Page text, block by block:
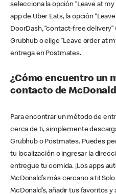
selecciona la opción “Leave at my
app de Uber Eats, la opción
DoorDash, “contact-free
Grubhub o elige “Leave order at
entrega en Postmates.
¿Cómo encuentro un
contacto de
Para encontrar un método de
cerca de ti, simplemente
Grubhub o Postmates. Puedes
tu localización o ingresar la
entregue tu comida. ¡Los apps
McDonald’s más cercano a ti!
McDonald’s, añadir tus favoritos